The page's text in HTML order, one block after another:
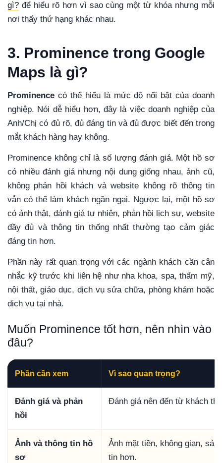
gì? để hiểu rõ hơn vì sao cùng một từ khóa nhưng mỗi
nơi thấy thứ hạng khác nhau.
3. Prominence trong Google
Maps là gì?
Prominence có thể hiểu là mức độ nổi bật của doanh
nghiệp. Nói dễ hiểu hơn, đây là việc doanh nghiệp của
Anh/Chị có đủ rõ, đủ đáng tin và đủ được biết đến trong
mắt khách hàng hay không.
Prominence không chỉ là số lượng đánh giá. Một hồ sơ
có nhiều đánh giá nhưng nội dung giống nhau, ảnh cũ,
không phản hồi khách và website không rõ thông tin
vẫn có thể làm khách ngần ngại. Ngược lại, một hồ sơ
có ảnh thật, đánh giá tự nhiên, phản hồi lịch sự, website
đầy đủ và thông tin thống nhất thường tạo cảm giác
đáng tin hơn.
Phần này rất quan trọng với các ngành khách cần cân
nhắc kỹ trước khi liên hệ như nha khoa, spa, thẩm mỹ,
nội thất, giáo dục, dịch vụ sửa chữa, phòng khám hoặc
dịch vụ tại nhà.
Muốn Prominence tốt hơn, nên nhìn vào
đâu?
Phần cần xem Vì sao quan trọng?
Đánh giá và phản
hồi
Đánh giá nên đến từ khách
Ảnh và thông tin hồ
sơ
Ảnh mặt tiền, không gian,
tin hơn.